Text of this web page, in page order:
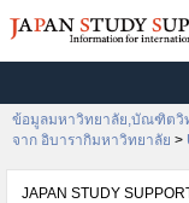
ข้อมูลมหาวิทยาลัย,บัณฑิตวิ
จาก อิบารากิมหาวิทยาลัย >
JAPAN STUDY